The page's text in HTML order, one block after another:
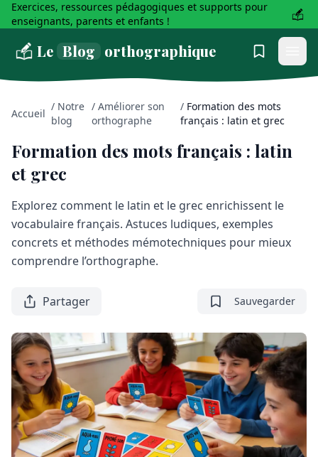
Exercices, ressources pédagogiques et supports pour
enseignants, parents et enfants !
Le Blog orthographique
Accueil
/ Notre
blog
/ Améliorer son
orthographe
/ Formation des mots
français : latin et grec
Formation des mots français : latin
et grec
Explorez comment le latin et le grec enrichissent le
vocabulaire français. Astuces ludiques, exemples
concrets et méthodes mémotechniques pour mieux
comprendre l’orthographe.
Partager Sauvegarder